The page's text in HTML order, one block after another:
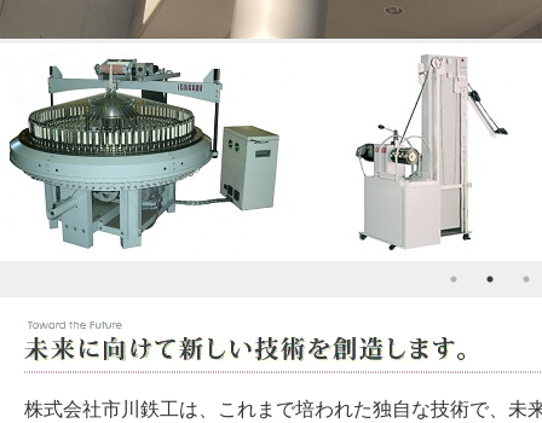
株式会社市川鉄工は、これまで培われた独自な技術で、未